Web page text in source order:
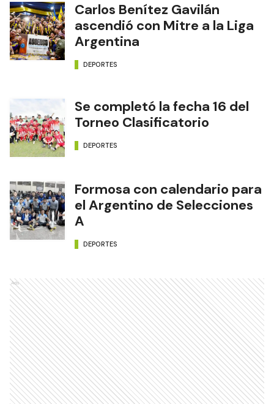
Carlos Benítez Gavilán
ascendió con Mitre a la Liga
Argentina
DEPORTES
Se completó la fecha 16 del
Torneo Clasificatorio
DEPORTES
Formosa con calendario para
el Argentino de Selecciones
A
DEPORTES
Ads